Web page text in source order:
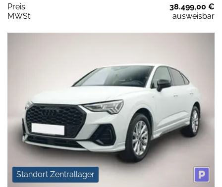
Preis:
38.499,00 €
MWSt:
ausweisbar
Standort Zentrallager